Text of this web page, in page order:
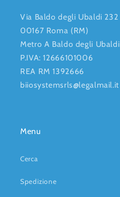
Via Baldo degli Ubaldi 232
00167 Roma (RM)
Metro A Baldo degli Ubaldi
P.IVA: 12666101006
REA RM 1392666
biiosystemsrls@legalmail.it
Menu
Cerca
Spedizione